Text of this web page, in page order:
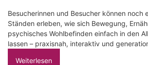
Besucherinnen und Besucher können noch
Ständen erleben, wie sich Bewegung,
psychisches Wohlbefinden einfach in den
lassen – praxisnah, interaktiv und
Weiterlesen